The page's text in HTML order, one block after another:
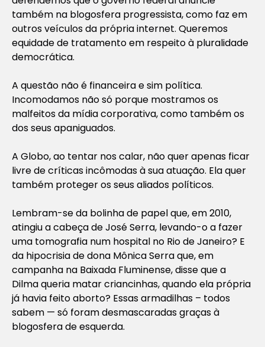
também na blogosfera progressista, como faz em
outros veículos da própria internet. Queremos
equidade de tratamento em respeito à pluralidade
democrática.
A questão não é financeira e sim política.
Incomodamos não só porque mostramos os
malfeitos da mídia corporativa, como também os
dos seus apaniguados.
A Globo, ao tentar nos calar, não quer apenas ficar
livre de críticas incômodas à sua atuação. Ela quer
também proteger os seus aliados políticos.
Lembram-se da bolinha de papel que, em 2010,
atingiu a cabeça de José Serra, levando-o a fazer
uma tomografia num hospital no Rio de Janeiro? E
da hipocrisia de dona Mônica Serra que, em
campanha na Baixada Fluminense, disse que a
Dilma queria matar criancinhas, quando ela própria
já havia feito aborto? Essas armadilhas – todos
sabem — só foram desmascaradas graças à
blogosfera de esquerda.